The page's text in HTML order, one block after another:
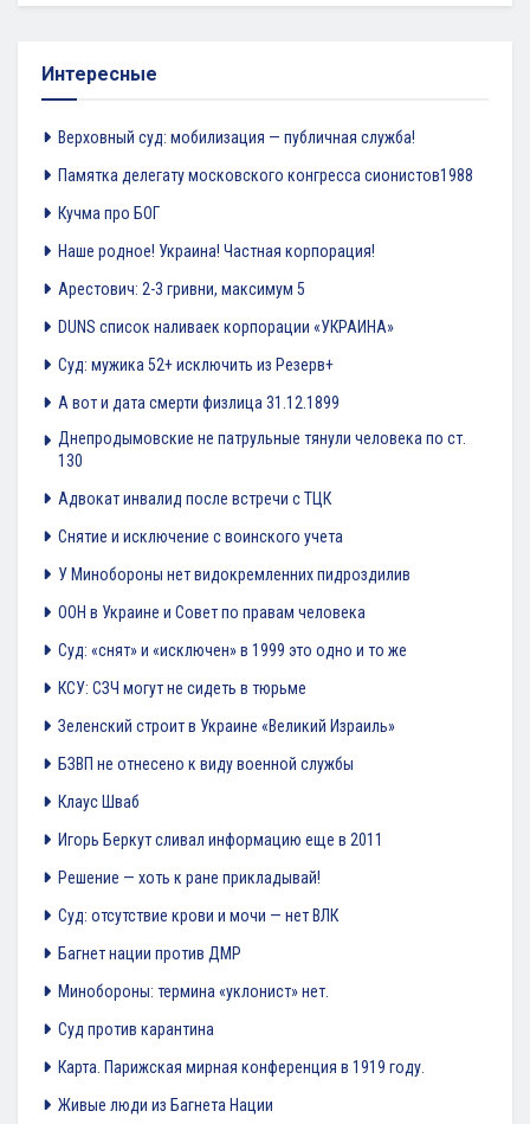
Интересные
Верховный суд: мобилизация — публичная служба!
Памятка делегату московского конгресса сионистов1988
Кучма про БОГ
Наше родное! Украина! Частная корпорация!
Арестович: 2-3 гривни, максимум 5
DUNS список наливаек корпорации «УКРАИНА»
Суд: мужика 52+ исключить из Резерв+
А вот и дата смерти физлица 31.12.1899
Днепродымовские не патрульные тянули человека по ст.
130
Адвокат инвалид после встречи с ТЦК
Снятие и исключение с воинского учета
У Минобороны нет видокремленних пидроздилив
ООН в Украине и Совет по правам человека
Суд: «снят» и «исключен» в 1999 это одно и то же
КСУ: СЗЧ могут не сидеть в тюрьме
Зеленский строит в Украине «Великий Израиль»
БЗВП не отнесено к виду военной службы
Клаус Шваб
Игорь Беркут сливал информацию еще в 2011
Решение — хоть к ране прикладывай!
Суд: отсутствие крови и мочи — нет ВЛК
Багнет нации против ДМР
Минобороны: термина «уклонист» нет.
Суд против карантина
Карта. Парижская мирная конференция в 1919 году.
Живые люди из Багнета Нации